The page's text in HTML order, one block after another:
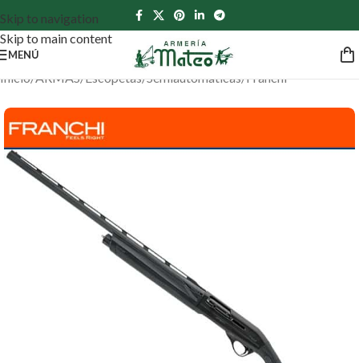
Skip to navigation
Skip to main content
MENÚ
Inicio/ARMAS/ Escopetas/Semiautomáticas/ Franchi